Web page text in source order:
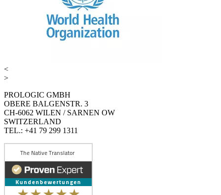
<
>
PROLOGIC GMBH
OBERE BALGENSTR. 3
CH-6062 WILEN / SARNEN OW
SWITZERLAND
TEL.: +41 79 299 1311